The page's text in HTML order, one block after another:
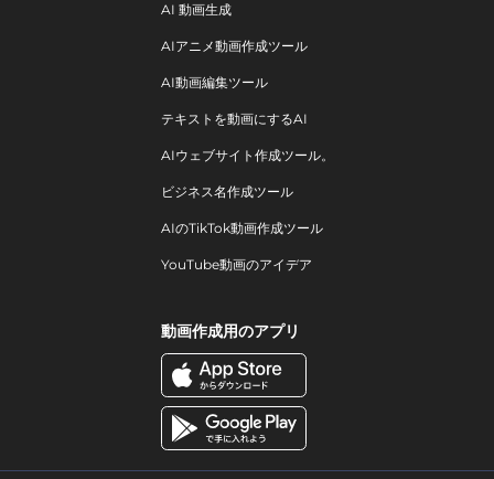
AI 動画生成
AIアニメ動画作成ツール
AI動画編集ツール
テキストを動画にするAI
AIウェブサイト作成ツール。
ビジネス名作成ツール
AIのTikTok動画作成ツール
YouTube動画のアイデア
動画作成用のアプリ